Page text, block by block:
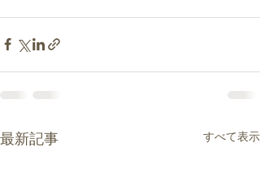
最新記事 すべて表示